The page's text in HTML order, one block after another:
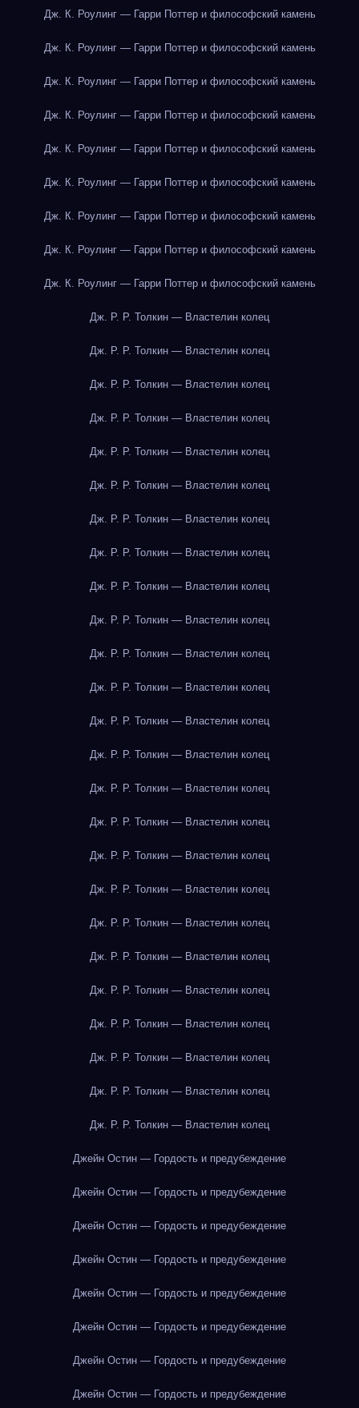
Дж. К. Роулинг — Гарри Поттер и философский камень
Дж. К. Роулинг — Гарри Поттер и философский камень
Дж. К. Роулинг — Гарри Поттер и философский камень
Дж. К. Роулинг — Гарри Поттер и философский камень
Дж. К. Роулинг — Гарри Поттер и философский камень
Дж. К. Роулинг — Гарри Поттер и философский камень
Дж. К. Роулинг — Гарри Поттер и философский камень
Дж. К. Роулинг — Гарри Поттер и философский камень
Дж. К. Роулинг — Гарри Поттер и философский камень
Дж. Р. Р. Толкин — Властелин колец
Дж. Р. Р. Толкин — Властелин колец
Дж. Р. Р. Толкин — Властелин колец
Дж. Р. Р. Толкин — Властелин колец
Дж. Р. Р. Толкин — Властелин колец
Дж. Р. Р. Толкин — Властелин колец
Дж. Р. Р. Толкин — Властелин колец
Дж. Р. Р. Толкин — Властелин колец
Дж. Р. Р. Толкин — Властелин колец
Дж. Р. Р. Толкин — Властелин колец
Дж. Р. Р. Толкин — Властелин колец
Дж. Р. Р. Толкин — Властелин колец
Дж. Р. Р. Толкин — Властелин колец
Дж. Р. Р. Толкин — Властелин колец
Дж. Р. Р. Толкин — Властелин колец
Дж. Р. Р. Толкин — Властелин колец
Дж. Р. Р. Толкин — Властелин колец
Дж. Р. Р. Толкин — Властелин колец
Дж. Р. Р. Толкин — Властелин колец
Дж. Р. Р. Толкин — Властелин колец
Дж. Р. Р. Толкин — Властелин колец
Дж. Р. Р. Толкин — Властелин колец
Дж. Р. Р. Толкин — Властелин колец
Дж. Р. Р. Толкин — Властелин колец
Дж. Р. Р. Толкин — Властелин колец
Джейн Остин — Гордость и предубеждение
Джейн Остин — Гордость и предубеждение
Джейн Остин — Гордость и предубеждение
Джейн Остин — Гордость и предубеждение
Джейн Остин — Гордость и предубеждение
Джейн Остин — Гордость и предубеждение
Джейн Остин — Гордость и предубеждение
Джейн Остин — Гордость и предубеждение